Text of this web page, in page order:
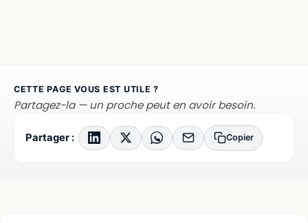
CETTE PAGE VOUS EST UTILE ?
Partagez-la — un proche peut en avoir besoin.
Partager : Copier